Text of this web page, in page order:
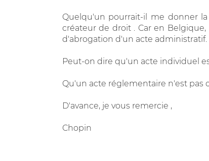
Quelqu'un pourrait-il me donner
créateur de droit . Car en
d'abrogation d'un acte administratif.
Peut-on dire qu'un acte individuel
Qu'un acte réglementaire n'est pas
D'avance, je vous remercie ,
Chopin